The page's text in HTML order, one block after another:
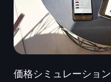
価格シミュレーション